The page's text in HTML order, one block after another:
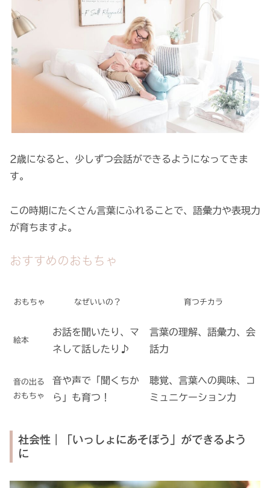
2歳になると、少しずつ会話ができるようになってきま
す。
この時期にたくさん言葉にふれることで、語彙力や表現力
が育ちますよ。
おすすめのおもちゃ
おもちゃ なぜいいの？ 育つチカラ
絵本
お話を聞いたり、マ
ネして話したり♪
言葉の理解、語彙力、会
話力
音の出る
おもちゃ
音や声で「聞くちか
ら」も育つ！
聴覚、言葉への興味、コ
ミュニケーション力
社会性｜「いっしょにあそぼう」ができるよう
に